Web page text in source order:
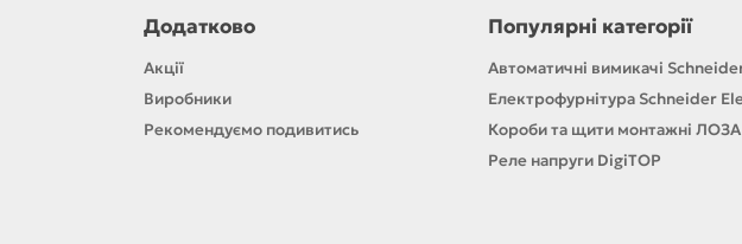
Додатково
Акції
Виробники
Рекомендуємо подивитись
Популярні категорії
Автоматичні вимикачі
Електрофурнітура Schneider
Короби та щити монтажні ЛОЗА
Реле напруги DigiTOP